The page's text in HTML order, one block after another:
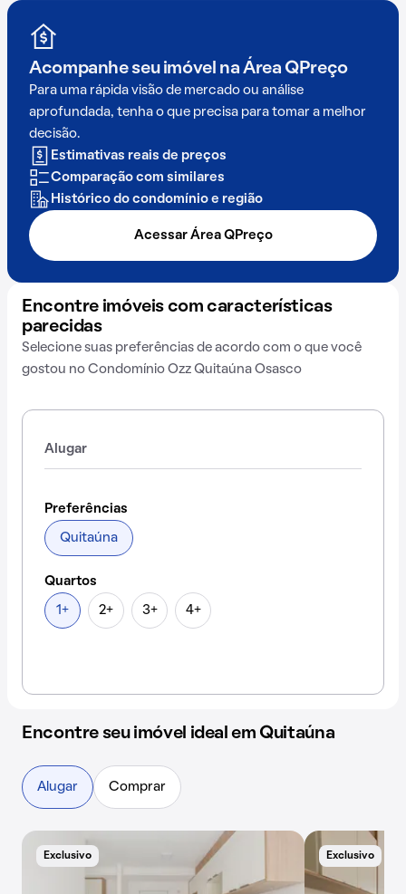
Acompanhe seu imóvel na Área QPreço
Para uma rápida visão de mercado ou análise
aprofundada, tenha o que precisa para tomar a melhor
decisão.
Estimativas reais de preços
Comparação com similares
Histórico do condomínio e região
Acessar Área QPreço
Encontre imóveis com características
parecidas
Selecione suas preferências de acordo com o que você
gostou no Condomínio Ozz Quitaúna Osasco
Alugar
Preferências
Quitaúna
Quartos
1+ 2+ 3+ 4+
Encontre seu imóvel ideal em Quitaúna
Exclusivo Exclusivo
Alugar Comprar